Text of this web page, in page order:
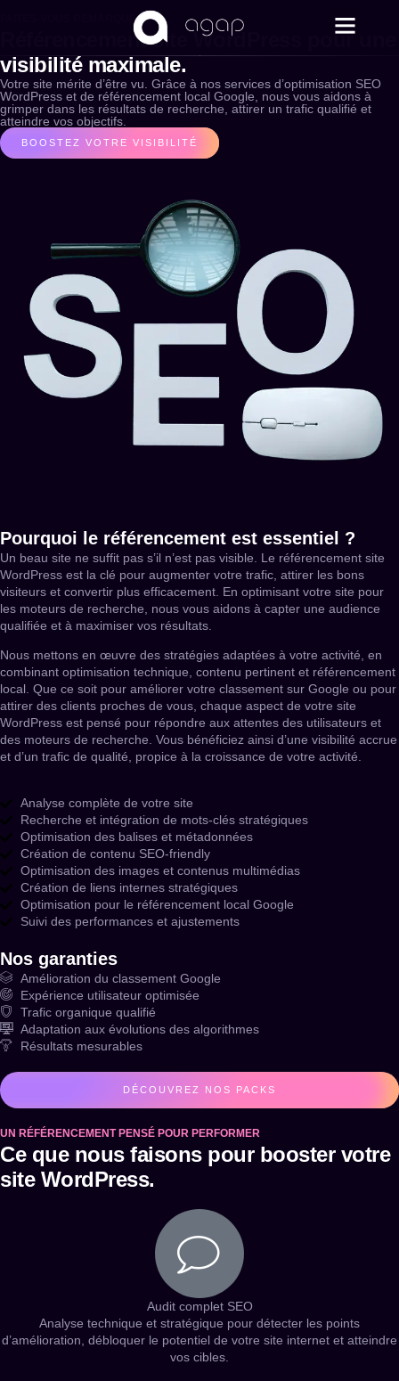
FAITES-VOUS REMARQUER
Référencement site WordPress pour une
visibilité maximale.
Votre site mérite d’être vu. Grâce à nos services d’optimisation SEO
WordPress et de référencement local Google, nous vous aidons à
grimper dans les résultats de recherche, attirer un trafic qualifié et
atteindre vos objectifs.
BOOSTEZ VOTRE VISIBILITÉ
Pourquoi le référencement est essentiel ?
Un beau site ne suffit pas s’il n’est pas visible. Le référencement site
WordPress est la clé pour augmenter votre trafic, attirer les bons
visiteurs et convertir plus efficacement. En optimisant votre site pour
les moteurs de recherche, nous vous aidons à capter une audience
qualifiée et à maximiser vos résultats.
Nous mettons en œuvre des stratégies adaptées à votre activité, en
combinant optimisation technique, contenu pertinent et référencement
local. Que ce soit pour améliorer votre classement sur Google ou pour
attirer des clients proches de vous, chaque aspect de votre site
WordPress est pensé pour répondre aux attentes des utilisateurs et
des moteurs de recherche. Vous bénéficiez ainsi d’une visibilité accrue
et d’un trafic de qualité, propice à la croissance de votre activité.
Analyse complète de votre site
Recherche et intégration de mots-clés stratégiques
Optimisation des balises et métadonnées
Création de contenu SEO-friendly
Optimisation des images et contenus multimédias
Création de liens internes stratégiques
Optimisation pour le référencement local Google
Suivi des performances et ajustements
Nos garanties
Amélioration du classement Google
Expérience utilisateur optimisée
Trafic organique qualifié
Adaptation aux évolutions des algorithmes
Résultats mesurables
DÉCOUVREZ NOS PACKS
UN RÉFÉRENCEMENT PENSÉ POUR PERFORMER
Ce que nous faisons pour booster votre
site WordPress.
Audit complet SEO
Analyse technique et stratégique pour détecter les points
d’amélioration, débloquer le potentiel de votre site internet et atteindre
vos cibles.